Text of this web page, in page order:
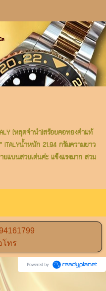
ด
(หลุดจำนำ)สร้อยคอทองคำแท้
ITALYน้ำหนัก 21.94 กรัมความยาว
แบนสวยเด่นค่ะ แข็งแรงมาก สวม
โทร